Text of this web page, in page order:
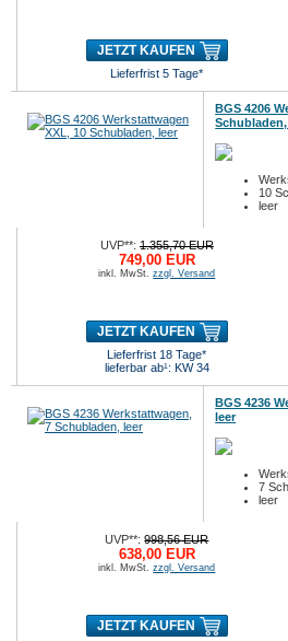
JETZT KAUFEN
Lieferfrist 5 Tage*
BGS 4206
10
leer
UVP**:1.355,70 EUR
749,00 EUR
inkl. MwSt.zzgl. Versand
JETZT KAUFEN
Lieferfrist 18 Tage*
lieferbar ab¹: KW 34
BGS 4236
leer
7
leer
UVP**:998,56 EUR
638,00 EUR
inkl. MwSt.zzgl. Versand
JETZT KAUFEN